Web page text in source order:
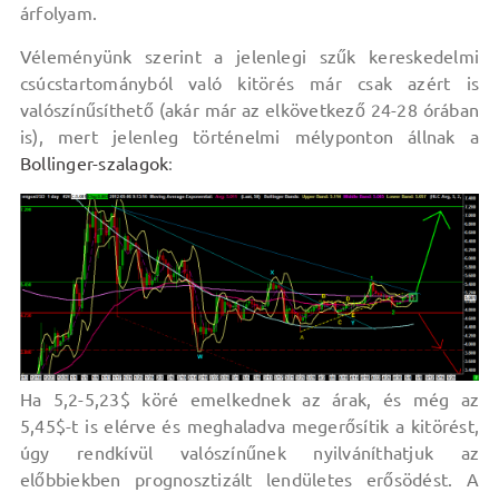
árfolyam.
Véleményünk szerint a jelenlegi szűk kereskedelmi
csúcstartományból való kitörés már csak azért is
valószínűsíthető (akár már az elkövetkező 24-28 órában
is), mert jelenleg történelmi mélyponton állnak a
Bollinger-szalagok:
Ha 5,2-5,23$ köré emelkednek az árak, és még az
5,45$-t is elérve és meghaladva megerősítik a kitörést,
úgy rendkívül valószínűnek nyilváníthatjuk az
előbbiekben prognosztizált lendületes erősödést. A